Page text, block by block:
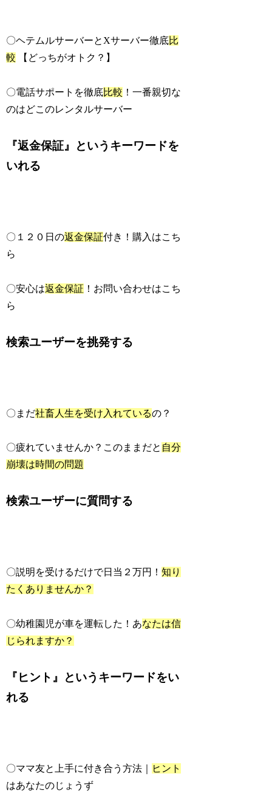
〇ヘテムルサーバーとXサーバー徹底比
較 【どっちがオトク？】
〇電話サポートを徹底比較 ！一番親切な
のはどこのレンタルサーバー
『返金保証』というキーワードを
いれる
〇１２０日の返金保証付き！購入はこち
ら
〇安心は返金保証 ！お問い合わせはこち
ら
検索ユーザーを挑発する
〇まだ社畜人生を受け入れているの？
〇疲れていませんか？このままだと 自分
崩壊は時間の問題
検索ユーザーに質問する
〇説明を受けるだけで日当２万円！知り
たくありませんか？
〇幼稚園児が車を運転した！あなたは信
じられますか？
『ヒント』というキーワードをい
れる
〇ママ友と上手に付き合う方法｜
ヒント
はあなたのじょうず